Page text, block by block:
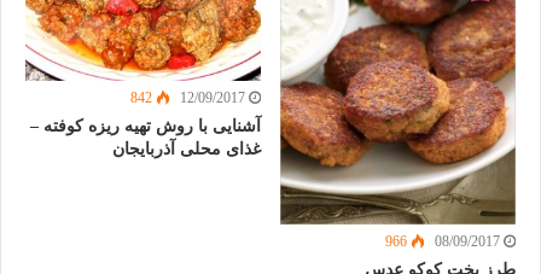
08/09/2017
966
طرز پخت کوکو عدس
12/09/2017
842
آشنایی با روش تهیه ریزه کوفته –
غذای محلی آذربایجان